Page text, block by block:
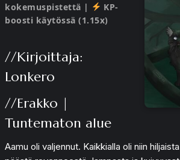
kokemuspistettä |
KP-
boosti käytössä (1.15x)
//Kirjoittaja:
Lonkero
//Erakko |
Tuntematon alue
Aamu oli valjennut. Kaikkialla oli niin